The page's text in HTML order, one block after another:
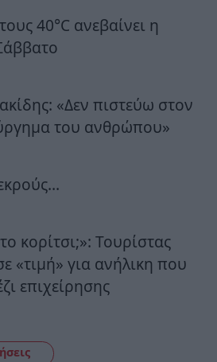
40°C ανεβαίνει η
«Δεν πιστεύω στον
του ανθρώπου»
κορίτσι;»: Τουρίστας
«τιμή» για ανήλικη που
επιχείρησης